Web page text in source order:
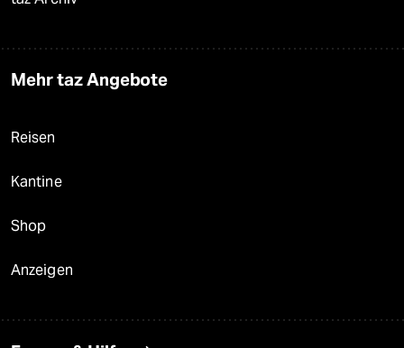
Mehr taz Angebote
Reisen
Kantine
Shop
Anzeigen